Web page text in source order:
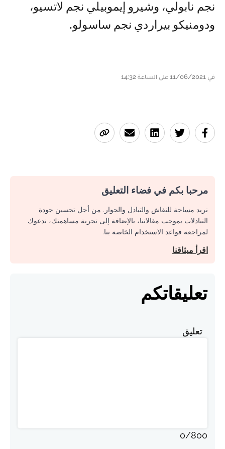
نجم نابولي، وشيرو إيموبيلي نجم لاتسيو،
ودومنيكو بيراردي نجم ساسولو.
في 11/06/2021 على الساعة 14:32
مرحبا بكم في فضاء التعليق
نريد مساحة للنقاش والتبادل والحوار. من أجل تحسين جودة
التبادلات بموجب مقالاتنا، بالإضافة إلى تجربة مساهمتك، ندعوك
لمراجعة قواعد الاستخدام الخاصة بنا.
اقرأ ميثاقنا
تعليقاتكم
تعليق
0/800